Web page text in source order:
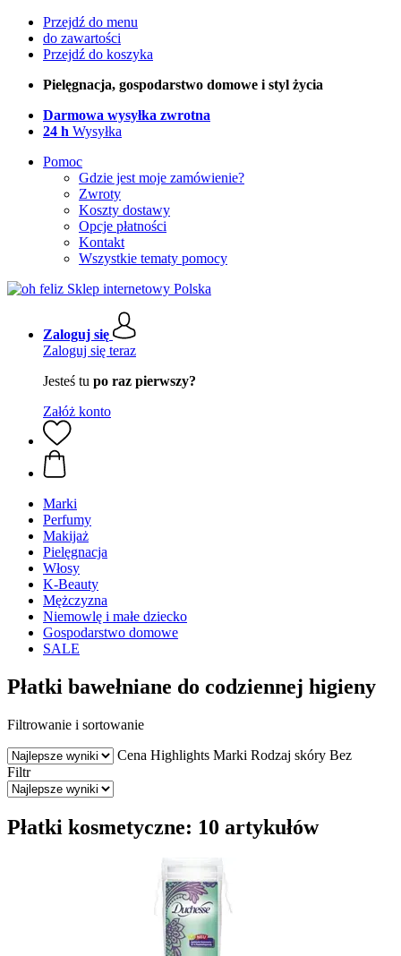
Przejdź do menu
do zawartości
Przejdź do koszyka
Pielęgnacja, gospodarstwo domowe i styl życia
Darmowa wysyłka zwrotna
24 h Wysyłka
Pomoc
Gdzie jest moje zamówienie?
Zwroty
Koszty dostawy
Opcje płatności
Kontakt
Wszystkie tematy pomocy
Zaloguj się
Zaloguj się teraz
Jesteś tu po raz pierwszy?
Załóż konto
Marki
Perfumy
Makijaż
Pielęgnacja
Włosy
K-Beauty
Mężczyzna
Niemowlę i małe dziecko
Gospodarstwo domowe
SALE
Płatki bawełniane do codziennej higieny
Filtrowanie i sortowanie
Cena Highlights Marki Rodzaj skóry Bez
Filtr
Płatki kosmetyczne: 10 artykułów